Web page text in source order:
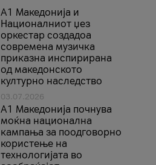
А1 Македонија и
Националниот џез
оркестар создадоа
современа музичка
приказна инспирирана
од македонското
културно наследство
03.07.2026
A1 Македонија почнува
моќна национална
кампања за поодговорно
користење на
технологијата во